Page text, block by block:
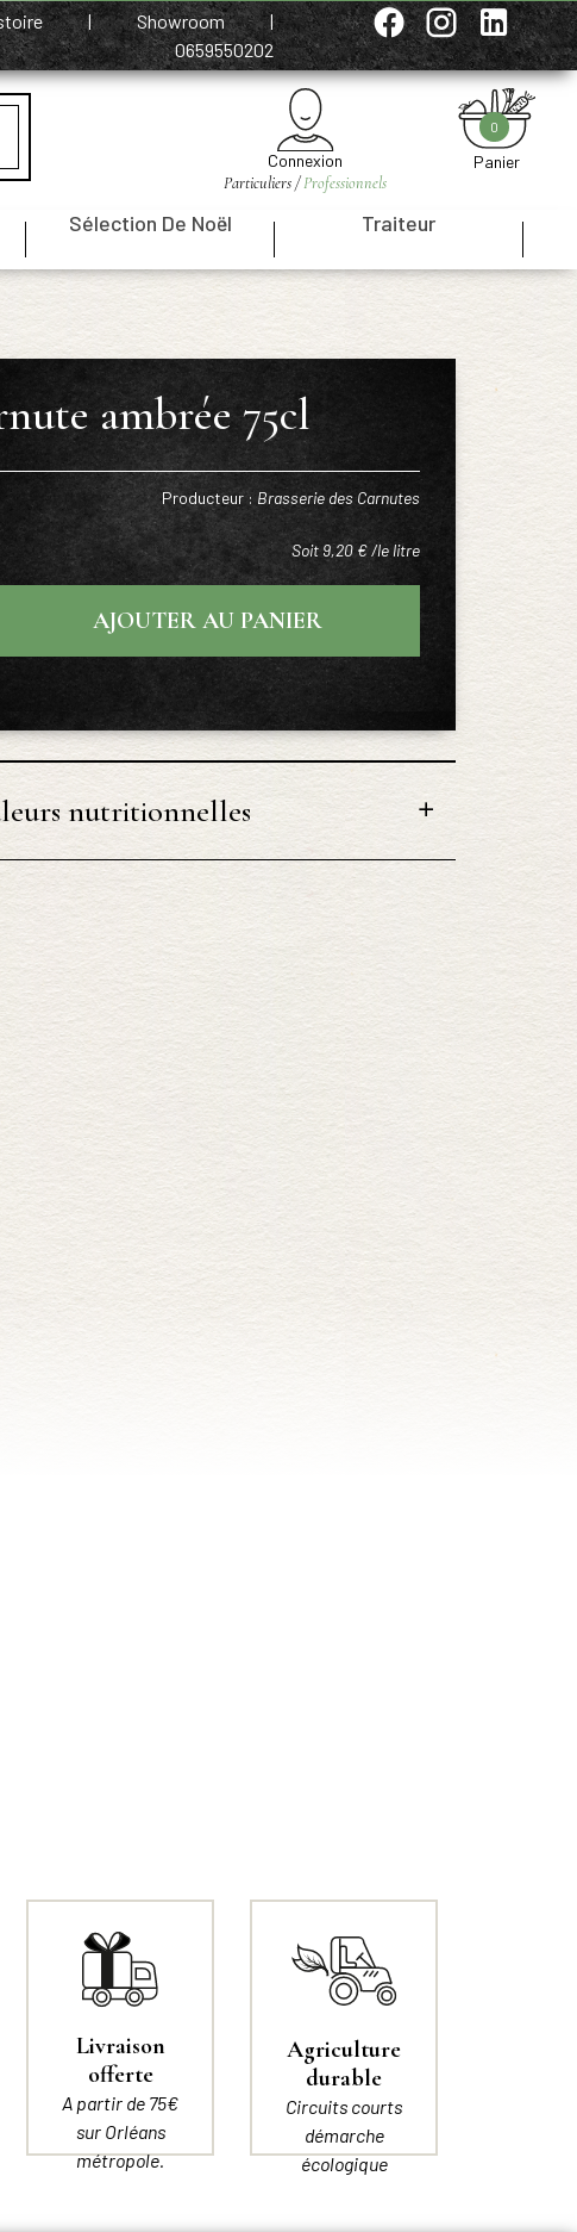
| Showroom
|
0659550202
Connexion
Particuliers /Professionnels
Panier
0
Sélection De Noël Traiteur
ambrée 75cl
Producteur : Brasserie des Carnutes
Soit 9,20 € /le litre
AJOUTER AU PANIER
nutritionnelles
Livraison
offerte
A partir de 75€
sur Orléans
métropole.
Agriculture
durable
Circuits courts
démarche
écologique